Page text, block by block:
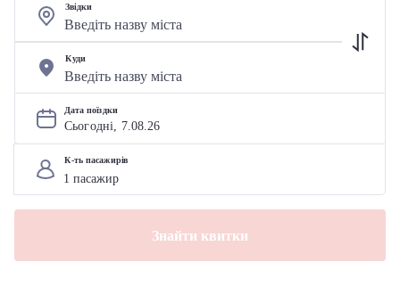
Звідки
Куди
Дата поїздки
Сьогодні, 7.08.26
К-ть пасажирів
Знайти квитки